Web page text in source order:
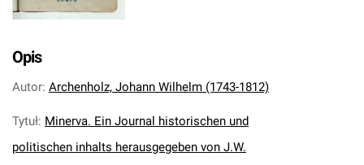
Opis
Autor: Archenholz, Johann Wilhelm (1743-1812)
Tytuł: Minerva. Ein Journal historischen und
politischen inhalts herausgegeben von J.W.